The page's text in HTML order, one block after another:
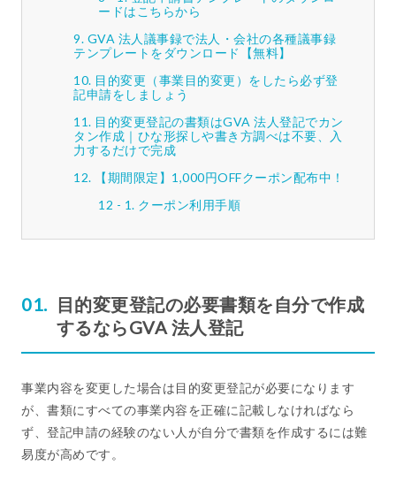
ードはこちらから
GVA 法人議事録で法人・会社の各種議事録
テンプレートをダウンロード【無料】
目的変更（事業目的変更）をしたら必ず登
記申請をしましょう
目的変更登記の書類はGVA 法人登記でカン
タン作成｜ひな形探しや書き方調べは不要、入
力するだけで完成
【期間限定】1,000円OFFクーポン配布中！
クーポン利用手順
目的変更登記の必要書類を自分で作成
するならGVA 法人登記
事業内容を変更した場合は目的変更登記が必要になります
が、書類にすべての事業内容を正確に記載しなければなら
ず、登記申請の経験のない人が自分で書類を作成するには難
易度が高めです。